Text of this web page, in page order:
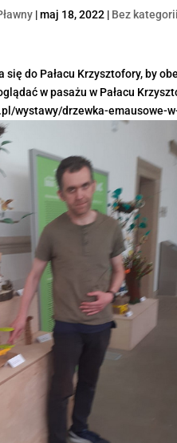
|maj 18, 2022 | Bez kategorii
się do Pałacu Krzysztofory, by
w pasażu w Pałacu
wystawy/drzewka-emausowe-